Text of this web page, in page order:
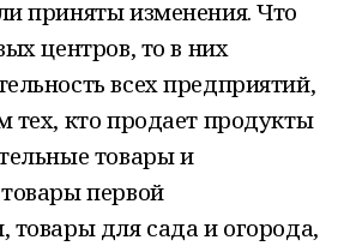
приняты изменения. Что
центров, то в них
всех предприятий,
тех, кто продает продукты
товары и
первой
товары для сада и огорода,